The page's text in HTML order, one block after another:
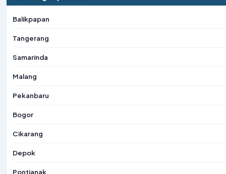
Balikpapan
Tangerang
Samarinda
Malang
Pekanbaru
Bogor
Cikarang
Depok
Pontianak